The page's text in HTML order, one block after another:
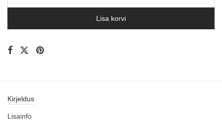
Lisa korvi
Kirjeldus
Lisainfo